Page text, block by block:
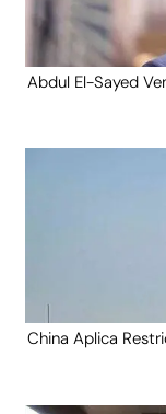
Abdul El-Sayed
China Aplica